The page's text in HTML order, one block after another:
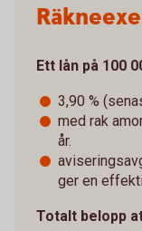
Ett lån på 100
3,90 %
med rak
år.
ger en
Totalt belopp